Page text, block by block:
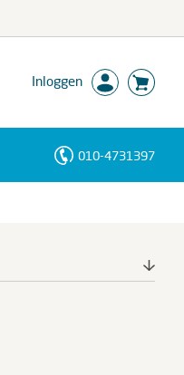
Inloggen
010-4731397